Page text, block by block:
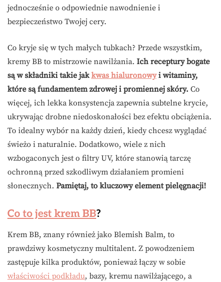
jednocześnie o odpowiednie nawodnienie i
bezpieczeństwo Twojej cery.
Co kryje się w tych małych tubkach? Przede wszystkim,
kremy BB to mistrzowie nawilżania. Ich receptury bogate
są w składniki takie jakkwas hialuronowyi witaminy,
które są fundamentem zdrowej i promiennej skóry. Co
więcej, ich lekka konsystencja zapewnia subtelne krycie,
ukrywając drobne niedoskonałości bez efektu obciążenia.
To idealny wybór na każdy dzień, kiedy chcesz wyglądać
świeżo i naturalnie. Dodatkowo, wiele z nich
wzbogaconych jest o filtry UV, które stanowią tarczę
ochronną przed szkodliwym działaniem promieni
słonecznych. Pamiętaj, to kluczowy element pielęgnacji!
Co to jest krem BB?
Krem BB, znany również jako Blemish Balm, to
prawdziwy kosmetyczny multitalent. Z powodzeniem
zastępuje kilka produktów, ponieważ łączy w sobie
właściwości podkładu, bazy, kremu nawilżającego, a